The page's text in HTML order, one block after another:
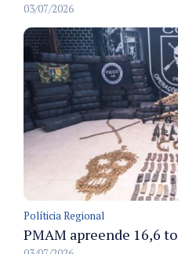
03/07/2026
Políticia Regional